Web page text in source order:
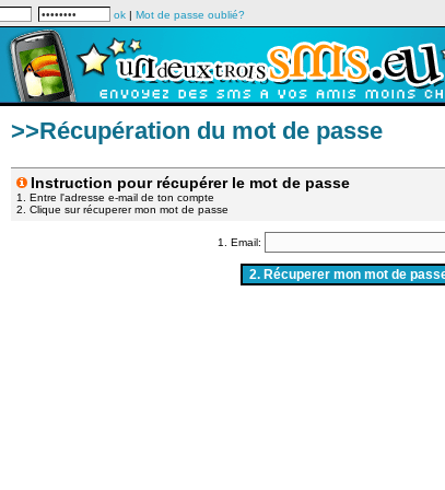
ok | Mot de passe oublié?
>>Récupération du mot de passe
Instruction pour récupérer le mot de passe
1. Entre l'adresse e-mail de ton compte
2. Clique sur récuperer mon mot de passe
1. Email: